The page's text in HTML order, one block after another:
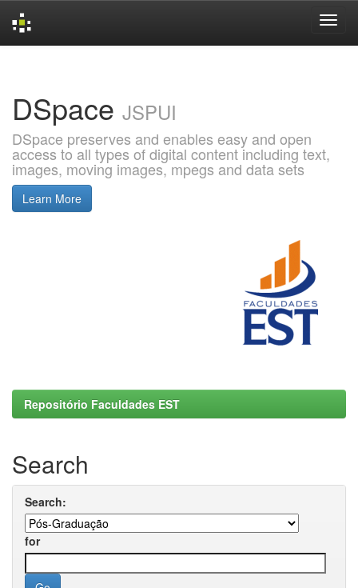
DSpace JSPUI
DSpace preserves and enables easy and open
access to all types of digital content including text,
images, moving images, mpegs and data sets
Learn More
Repositório Faculdades EST
Search
Search:
for